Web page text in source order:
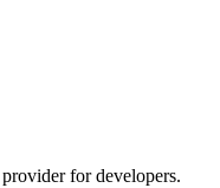
for developers.